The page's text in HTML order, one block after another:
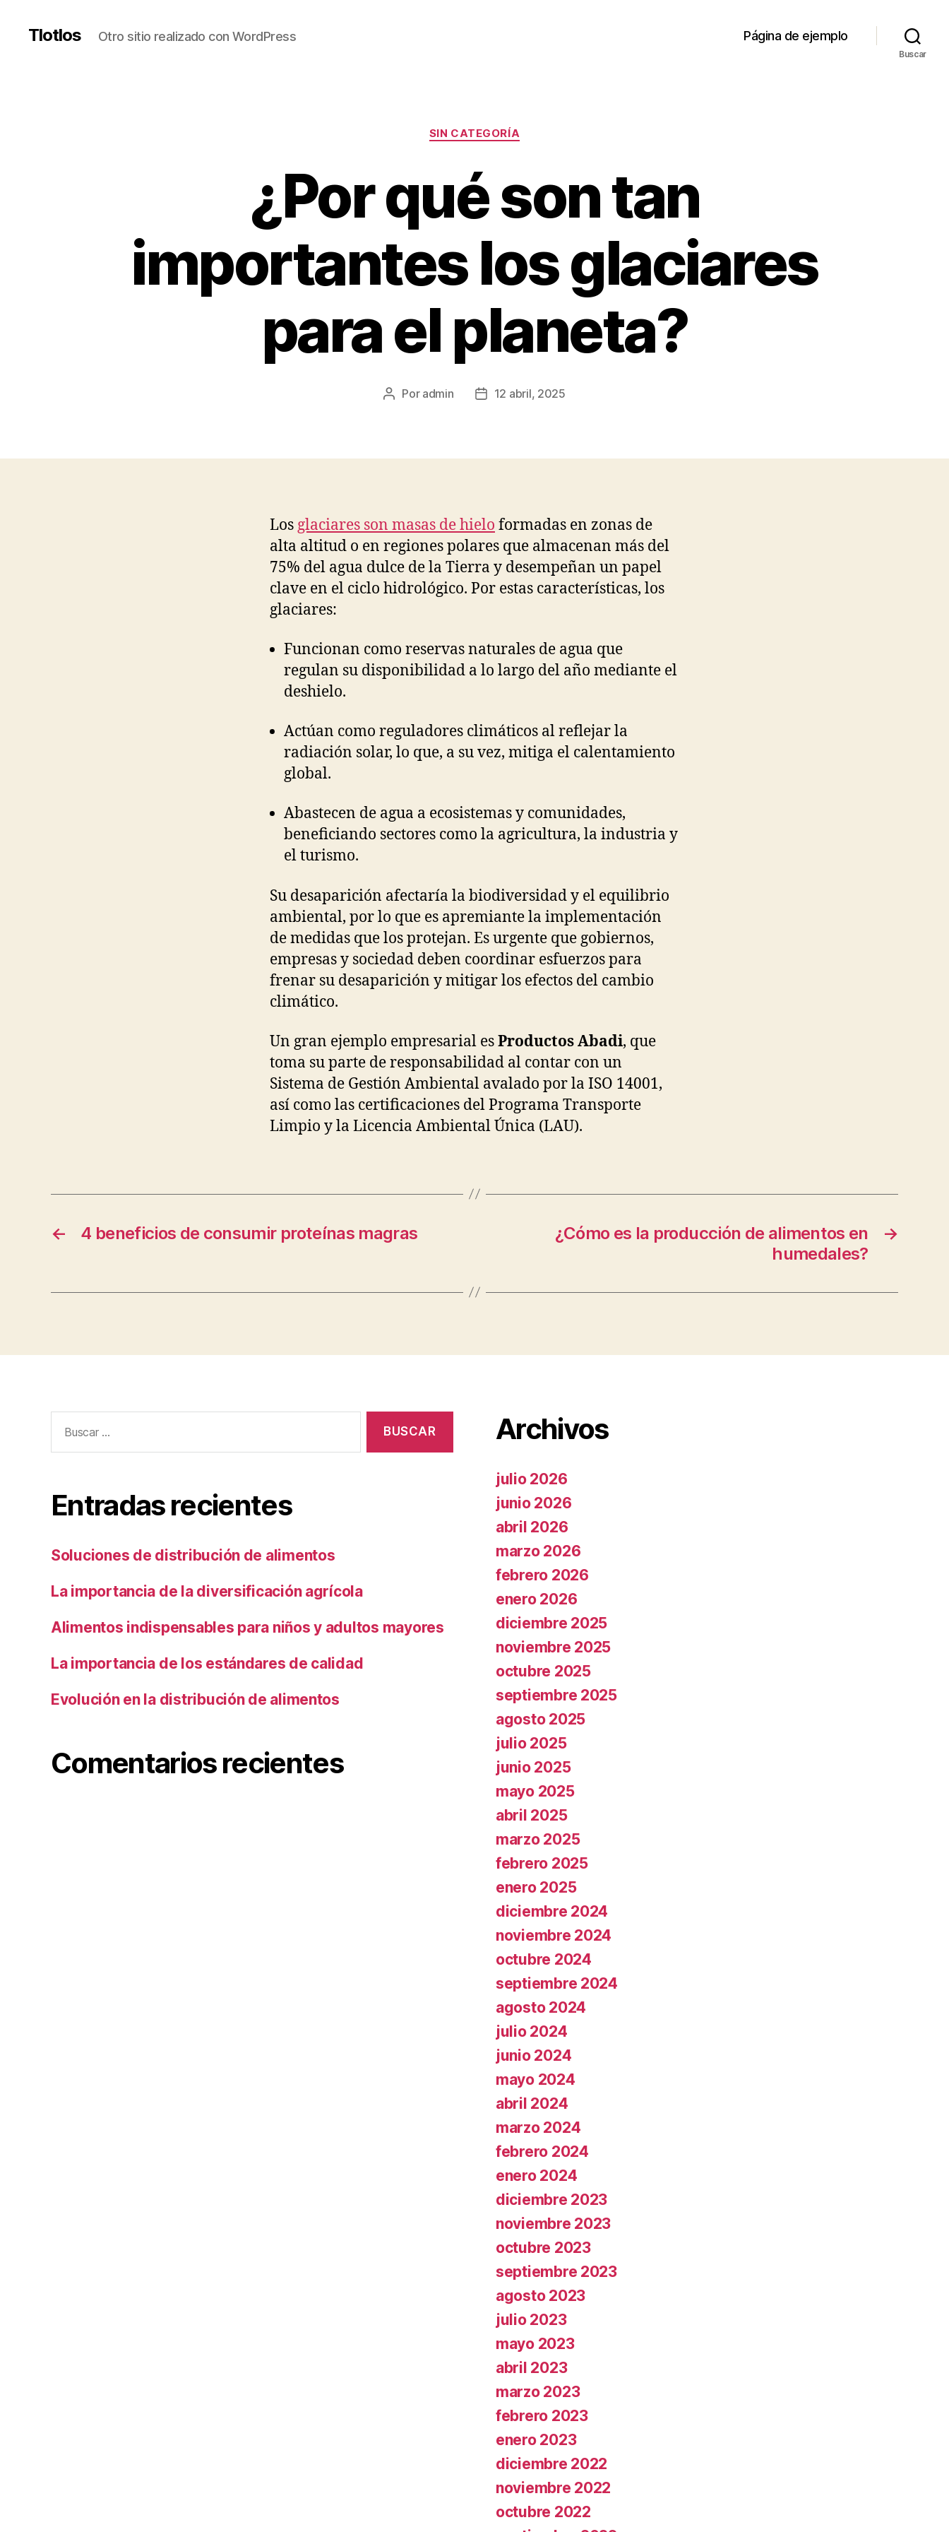
Tlotlos Otro sitio realizado con WordPress Página de ejemplo
Buscar
Categorías
SIN CATEGORÍA
¿Por qué son tan
importantes los glaciares
para el planeta?
Autor
Por admin
Fecha12 abril, 2025
Los glaciares son masas de hielo formadas en zonas de
alta altitud o en regiones polares que almacenan más del
75% del agua dulce de la Tierra y desempeñan un papel
clave en el ciclo hidrológico. Por estas características, los
glaciares:
Funcionan como reservas naturales de agua que
regulan su disponibilidad a lo largo del año mediante el
deshielo.
Actúan como reguladores climáticos al reflejar la
radiación solar, lo que, a su vez, mitiga el calentamiento
global.
Abastecen de agua a ecosistemas y comunidades,
beneficiando sectores como la agricultura, la industria y
el turismo.
Su desaparición afectaría la biodiversidad y el equilibrio
ambiental, por lo que es apremiante la implementación
de medidas que los protejan. Es urgente que gobiernos,
empresas y sociedad deben coordinar esfuerzos para
frenar su desaparición y mitigar los efectos del cambio
climático.
Un gran ejemplo empresarial esProductos Abadi, que
toma su parte de responsabilidad al contar con un
Sistema de Gestión Ambiental avalado por la ISO 14001,
así como las certificaciones del Programa Transporte
Limpio y la Licencia Ambiental Única (LAU).
← 4 beneficios de consumir proteínas magras →
¿Cómo es la producción de alimentos en
humedales?
Entradas recientes
Soluciones de distribución de alimentos
La importancia de la diversificación agrícola
Alimentos indispensables para niños y adultos mayores
La importancia de los estándares de calidad
Evolución en la distribución de alimentos
Comentarios recientes
Archivos
julio 2026
junio 2026
abril 2026
marzo 2026
febrero 2026
enero 2026
diciembre 2025
noviembre 2025
octubre 2025
septiembre 2025
agosto 2025
julio 2025
junio 2025
mayo 2025
abril 2025
marzo 2025
febrero 2025
enero 2025
diciembre 2024
noviembre 2024
octubre 2024
septiembre 2024
agosto 2024
julio 2024
junio 2024
mayo 2024
abril 2024
marzo 2024
febrero 2024
enero 2024
diciembre 2023
noviembre 2023
octubre 2023
septiembre 2023
agosto 2023
julio 2023
mayo 2023
abril 2023
marzo 2023
febrero 2023
enero 2023
diciembre 2022
noviembre 2022
octubre 2022